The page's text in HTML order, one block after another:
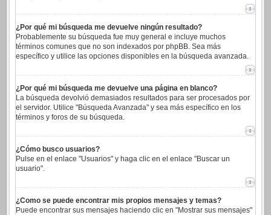
¿Por qué mi búsqueda me devuelve ningún resultado?
Probablemente su búsqueda fue muy general e incluye muchos
términos comunes que no son indexados por phpBB. Sea más
específico y utilice las opciones disponibles en la búsqueda avanzada.
¿Por qué mi búsqueda me devuelve una página en blanco?
La búsqueda devolvió demasiados resultados para ser procesados por
el servidor. Utilice "Búsqueda Avanzada" y sea más específico en los
términos y foros de su búsqueda.
¿Cómo busco usuarios?
Pulse en el enlace "Usuarios" y haga clic en el enlace "Buscar un
usuario".
¿Como se puede encontrar mis propios mensajes y temas?
Puede encontrar sus mensajes haciendo clic en "Mostrar sus mensajes"